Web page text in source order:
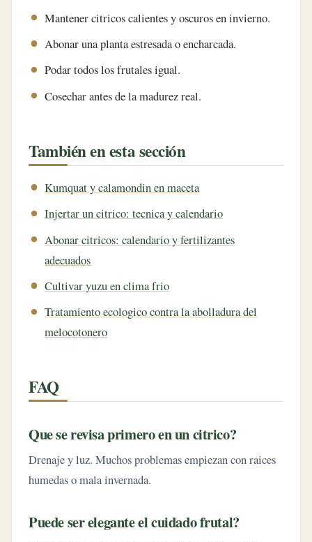
Mantener citricos calientes y oscuros en invierno.
Abonar una planta estresada o encharcada.
Podar todos los frutales igual.
Cosechar antes de la madurez real.
También en esta sección
Kumquat y calamondin en maceta
Injertar un citrico: tecnica y calendario
Abonar citricos: calendario y fertilizantes
adecuados
Cultivar yuzu en clima frio
Tratamiento ecologico contra la abolladura del
melocotonero
FAQ
Que se revisa primero en un citrico?
Drenaje y luz. Muchos problemas empiezan con raices
humedas o mala invernada.
Puede ser elegante el cuidado frutal?